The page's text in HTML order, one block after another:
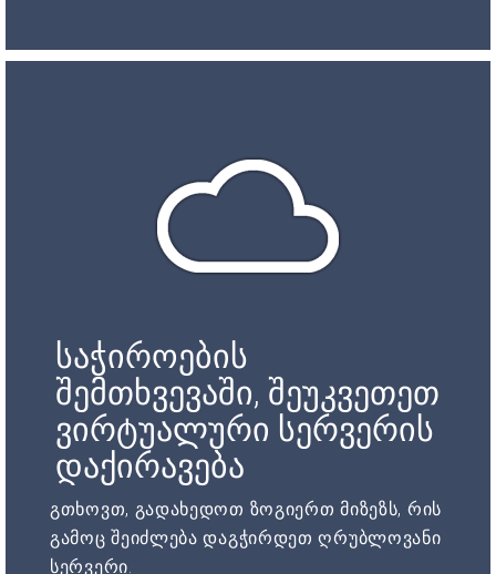
საჭიროების
შემთხვევაში, შეუკვეთეთ
ვირტუალური სერვერის
დაქირავება
გთხოვთ, გადახედოთ ზოგიერთ მიზეზს, რის
გამოც შეიძლება დაგჭირდეთ ღრუბლოვანი
სერვერი.